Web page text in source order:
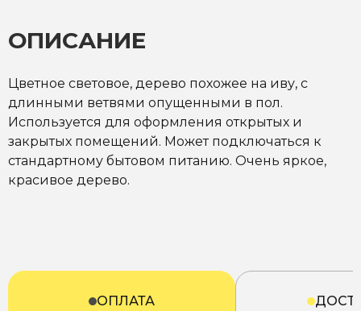
ОПИСАНИЕ
Цветное световое, дерево похожее на иву, с
длинными ветвями опущенными в пол.
Используется для оформления открытых и
закрытых помещений. Может подключаться к
стандартному бытовом питанию. Очень яркое,
красивое дерево.
ОПЛАТА